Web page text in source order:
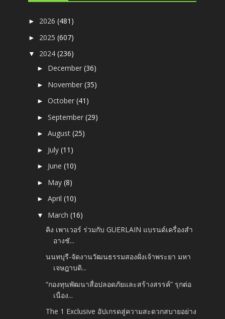
► 2026(481)
► 2025(607)
▼ 2024(236)
► December(36)
► November(35)
►October(41)
►September(29)
►August(25)
► July(11)
► June(10)
► May(8)
►April(10)
▼ March(16)
คิง เพาเวอร์ ร่วมกับ GUERLAIN แบรนด์เครื่องสำ
อางชั...
นนทบุรี-จัดงานวัฒนธรรมสองฝั่งเจ้าพระยา มหา
เจษฎาบดิ...
“กองทุนพัฒนาสื่อปลอดภัยและสร้างสรรค์” รุกต่อ
เนื่อง...
The 1 Exclusive อัปเกรดสู่ความสะดวกสบายอย่าง